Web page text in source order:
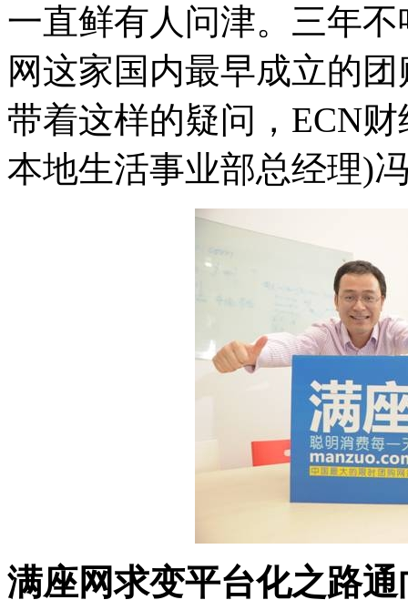
一直鲜有人问津。三年
网这家国内最早成立的
带着这样的疑问，ECN
本地生活事业部总经理)
满座网求变平台化之路